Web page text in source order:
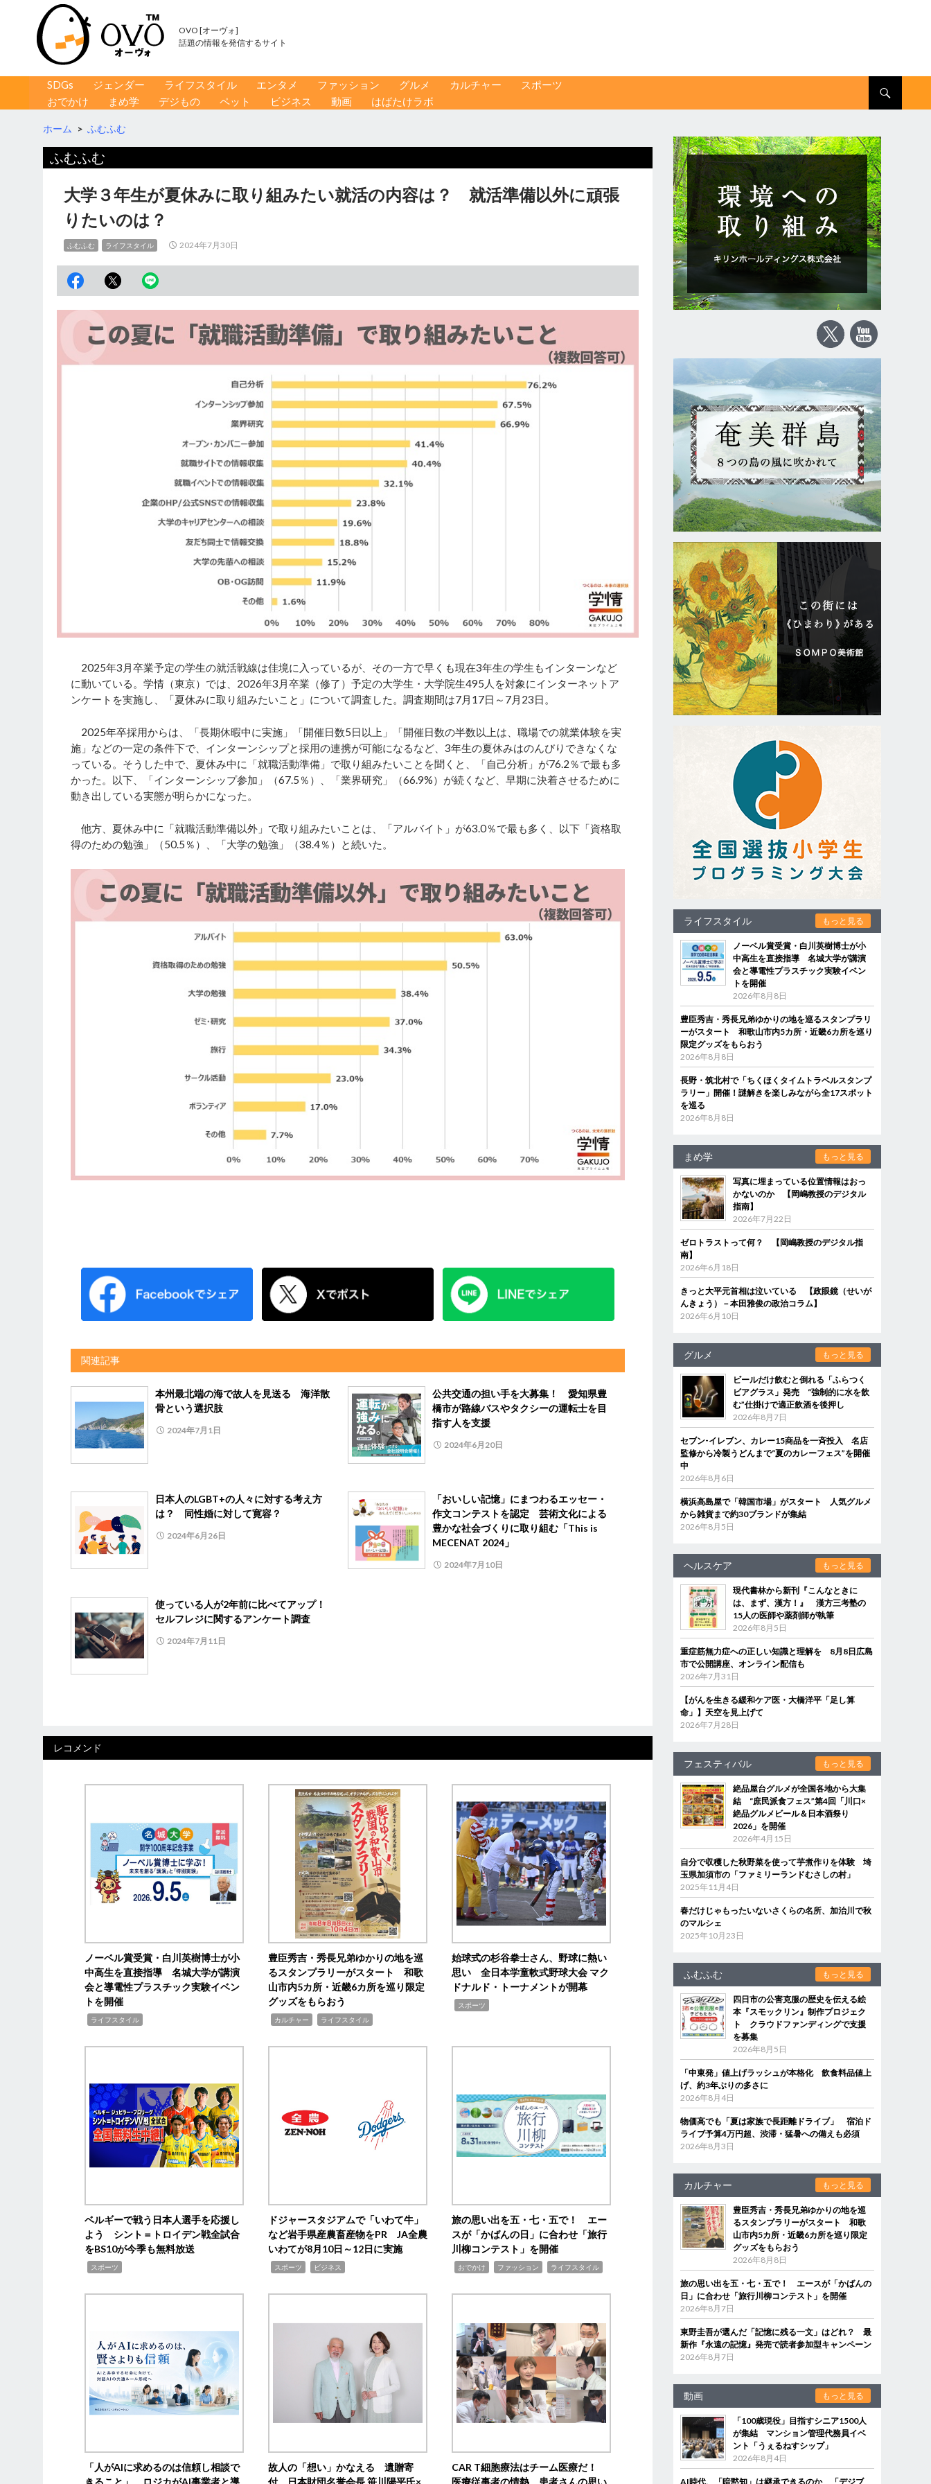
OVO [オーヴォ]
話題の情報を発信するサイト
コンテンツへ移動
SDGs ジェンダー ライフスタイル エンタメ ファッション グルメ カルチャー
スポーツ
おでかけ
まめ学 デジもの ペット ビジネス 動画 はばたけラボ
ホーム > ふむふむ
ふむふむ
大学３年生が夏休みに取り組みたい就活の内容は？ 就活準備以外に頑張
りたいのは？
ふむふむ ライフスタイル 2024年7月30日
2025年3月卒業予定の学生の就活戦線は佳境に入っているが、その一方で早くも現在3年生の学生もインターンなど
に動いている。学情（東京）では、2026年3月卒業（修了）予定の大学生・大学院生495人を対象にインターネットア
ンケートを実施し、「夏休みに取り組みたいこと」について調査した。調査期間は7月17日～7月23日。
2025年卒採用からは、「長期休暇中に実施」「開催日数5日以上」「開催日数の半数以上は、職場での就業体験を実
施」などの一定の条件下で、インターンシップと採用の連携が可能になるなど、3年生の夏休みはのんびりできなくな
っている。そうした中で、夏休み中に「就職活動準備」で取り組みたいことを聞くと、「自己分析」が76.2％で最も多
かった。以下、「インターンシップ参加」（67.5％）、「業界研究」（66.9%）が続くなど、早期に決着させるために
動き出している実態が明らかになった。
他方、夏休み中に「就職活動準備以外」で取り組みたいことは、「アルバイト」が63.0％で最も多く、以下「資格取
得のための勉強」（50.5％）、「大学の勉強」（38.4％）と続いた。
関連記事
本州最北端の海で故人を見送る 海洋散
骨という選択肢
2024年7月1日
公共交通の担い手を大募集！ 愛知県豊
橋市が路線バスやタクシーの運転士を目
指す人を支援
2024年6月20日
日本人のLGBT+の人々に対する考え方
は？ 同性婚に対して寛容？
2024年6月26日
「おいしい記憶」にまつわるエッセー・
作文コンテストを認定 芸術文化による
豊かな社会づくりに取り組む「This is
MECENAT 2024」
2024年7月10日
使っている人が2年前に比べてアップ！
セルフレジに関するアンケート調査
2024年7月11日
レコメンド
ノーベル賞受賞・白川英樹博士が小
中高生を直接指導 名城大学が講演
会と導電性プラスチック実験イベン
トを開催
ライフスタイル
豊臣秀吉・秀長兄弟ゆかりの地を巡
るスタンプラリーがスタート 和歌
山市内5カ所・近畿6カ所を巡り限定
グッズをもらおう
カルチャー ライフスタイル
始球式の杉谷拳士さん、野球に熱い
思い 全日本学童軟式野球大会 マク
ドナルド・トーナメントが開幕
スポーツ
ベルギーで戦う日本人選手を応援し
よう シント＝トロイデン戦全試合
をBS10が今季も無料放送
スポーツ
ドジャースタジアムで「いわて牛」
など岩手県産農畜産物をPR JA全農
いわてが8月10日～12日に実施
スポーツ ビジネス
旅の思い出を五・七・五で！ エー
スが「かばんの日」に合わせ「旅行
川柳コンテスト」を開催
おでかけ ファッション ライフスタイル
「人がAIに求めるのは信頼し相談で
きること」 ロジカがAI事業者と導
故人の「想い」かなえる 遺贈寄
付 日本財団名誉会長 笹川陽平氏×
CAR T細胞療法はチーム医療だ！
医療従事者の情熱、患者さんの思い
ライフスタイル もっと見る
ノーベル賞受賞・白川英樹博士が小
中高生を直接指導 名城大学が講演
会と導電性プラスチック実験イベン
トを開催
2026年8月8日
豊臣秀吉・秀長兄弟ゆかりの地を巡るスタンプラリ
ーがスタート 和歌山市内5カ所・近畿6カ所を巡り
限定グッズをもらおう
2026年8月8日
長野・筑北村で「ちくほくタイムトラベルスタンプ
ラリー」開催！謎解きを楽しみながら全17スポット
を巡る
2026年8月8日
まめ学 もっと見る
写真に埋まっている位置情報はおっ
かないのか 【岡嶋教授のデジタル
指南】
2026年7月22日
ゼロトラストって何？ 【岡嶋教授のデジタル指
南】
2026年6月18日
きっと大平元首相は泣いている 【政眼鏡（せいが
んきょう）－本田雅俊の政治コラム】
2026年6月10日
グルメ もっと見る
ビールだけ飲むと倒れる「ふらつく
ビアグラス」発売 “強制的に水を飲
む”仕掛けで適正飲酒を後押し
2026年8月7日
セブン‐イレブン、カレー15商品を一斉投入 名店
監修から冷製うどんまで“夏のカレーフェス”を開催
中
2026年8月6日
横浜高島屋で「韓国市場」がスタート 人気グルメ
から雑貨まで約30ブランドが集結
2026年8月5日
ヘルスケア もっと見る
現代書林から新刊『こんなときに
は、まず、漢方！』 漢方三考塾の
15人の医師や薬剤師が執筆
2026年8月5日
重症筋無力症への正しい知識と理解を 8月8日広島
市で公開講座、オンライン配信も
2026年7月31日
【がんを生きる緩和ケア医・大橋洋平「足し算
命」】天空を見上げて
2026年7月28日
フェスティバル もっと見る
絶品屋台グルメが全国各地から大集
結 “庶民派食フェス”第4回「川口×
絶品グルメビール＆日本酒祭り
2026」を開催
2026年4月15日
自分で収穫した秋野菜を使って芋煮作りを体験 埼
玉県加須市の「ファミリーランドむさしの村」
2025年11月4日
春だけじゃもったいないさくらの名所、加治川で秋
のマルシェ
2025年10月23日
ふむふむ もっと見る
四日市の公害克服の歴史を伝える絵
本『スモックリン』制作プロジェク
ト クラウドファンディングで支援
を募集
2026年8月5日
「中東発」値上げラッシュが本格化 飲食料品値上
げ、約3年ぶりの多さに
2026年8月4日
物価高でも「夏は家族で長距離ドライブ」 宿泊ド
ライブ予算4万円超、渋滞・猛暑への備えも必須
2026年8月3日
カルチャー もっと見る
豊臣秀吉・秀長兄弟ゆかりの地を巡
るスタンプラリーがスタート 和歌
山市内5カ所・近畿6カ所を巡り限定
グッズをもらおう
2026年8月8日
旅の思い出を五・七・五で！ エースが「かばんの
日」に合わせ「旅行川柳コンテスト」を開催
2026年8月7日
東野圭吾が選んだ「記憶に残る一文」はどれ？ 最
新作『永遠の記憶』発売で読者参加型キャンペーン
2026年8月7日
動画 もっと見る
「100歳現役」目指すシニア1500人
が集結 マンション管理代務員イベ
ント「うぇるねすシップ」
2026年8月4日
AI時代、「暗黙知」は継承できるのか 「デジブ